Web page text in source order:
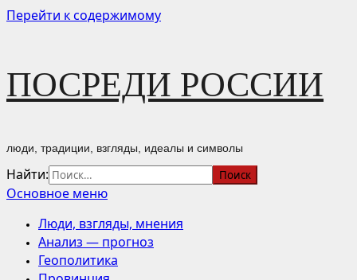
Перейти к содержимому
ПОСРЕДИ РОССИИ
люди, традиции, взгляды, идеалы и символы
Найти:
Основное меню
Люди, взгляды, мнения
Анализ — прогноз
Геополитика